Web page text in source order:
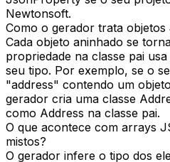
Newtonsoft.
Como o gerador trata objetos
Cada objeto aninhado se
propriedade na classe pai
seu tipo. Por exemplo, se o
"address" contendo um
gerador cria uma classe
como Address na classe pai.
O que acontece com arrays
mistos?
O gerador infere o tipo dos